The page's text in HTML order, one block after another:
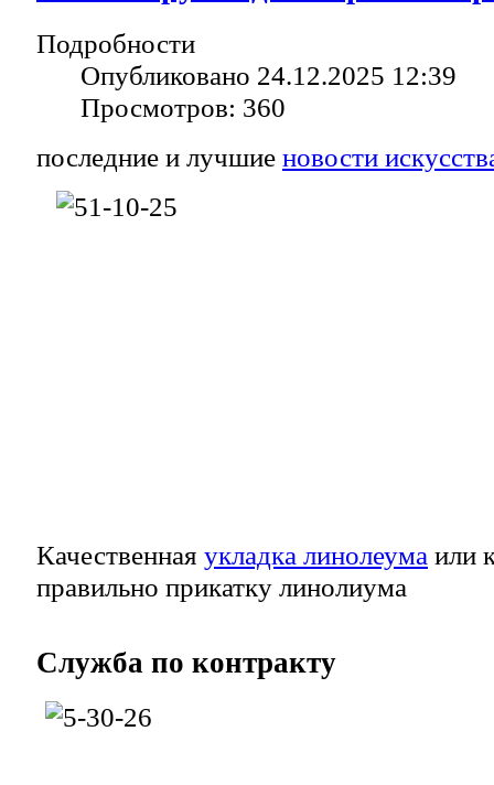
Подробности
Опубликовано 24.12.2025 12:39
Просмотров: 360
последние и лучшие новости
Качественная укладка линолеума или
правильно прикатку линолиума
Служба по контракту